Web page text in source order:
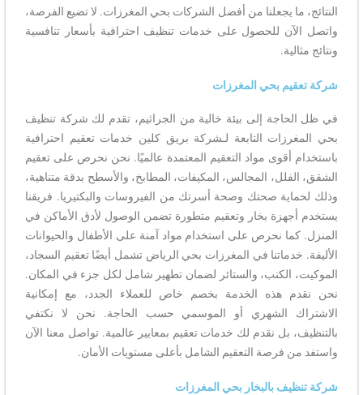
النتائج، ما يجعلنا من أفضل الشركات بحي المغرزات. لا تضيع الفرصة،
واتصل الآن للحصول على خدمات تنظيف احترافية بأسعار تنافسية
ونتائج مثالية.
شركة تعقيم بحي المغرزات
في ظل الحاجة إلى بيئة خالية من الجراثيم، تقدم لك شركة تنظيف
بحي المغرزات التابعة لـشركة بريق كلين خدمات تعقيم احترافية
باستخدام أقوى مواد التعقيم المعتمدة عالميًا. نحن نحرص على تعقيم
الشقق، الفلل، المجالس، المكيفات، المطابخ، والأسطح بدقة متناهية،
وذلك لحماية صحتك وصحة أسرتك من الفيروسات والبكتيريا. فريقنا
يستخدم أجهزة بخار وتعقيم متطورة تضمن الوصول لأدق الأماكن في
المنزل. كما نحرص على استخدام مواد آمنة على الأطفال والحيوانات
الأليفة. خدماتنا في المغرزات بحي الرياض تشمل أيضًا تعقيم السجاد،
الموكيت، الكنب، والستائر لضمان تطهير شامل لكل جزء في المكان.
نحن نقدم هذه الخدمة بخصم خاص للعملاء الجدد، مع إمكانية
الاشتراك الشهري أو الموسمي حسب الحاجة. نحن لا نكتفي
بالتنظيف، بل نقدم لك خدمات تعقيم بمعايير عالمية. تواصل معنا الآن
واستفد من فرصة التعقيم الشامل بأعلى مستويات الأمان.
شركة تنظيف بالبخار بحي المغرزات